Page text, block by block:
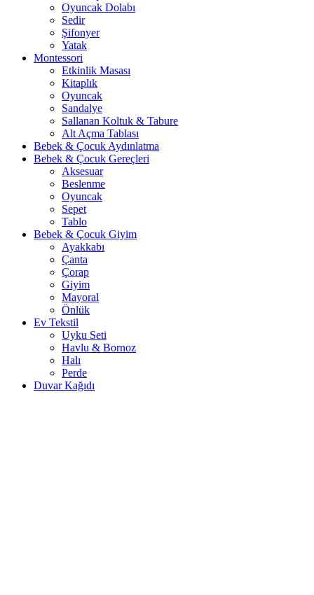
⁠Oyuncak Dolabı
Sedir
Şifonyer
Yatak
Montessori
Etkinlik Masası
Kitaplık
Oyuncak
Sandalye
Sallanan Koltuk & Tabure
Alt Açma Tablası
Bebek & Çocuk Aydınlatma
Bebek & Çocuk Gereçleri
Aksesuar
Beslenme
Oyuncak
Sepet
Tablo
Bebek & Çocuk Giyim
Ayakkabı
Çanta
Çorap
Giyim
Mayoral
Önlük
Ev Tekstil
Uyku Seti
Havlu & Bornoz
Halı
Perde
Duvar Kağıdı